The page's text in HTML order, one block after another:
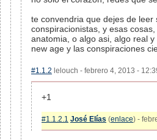
te convendria que dejes de
conspiracionistas, y esas
anatomia, o algo asi, algo real
new age y las conspiraciones
#1.1.2 lelouch - febrero 4, 2013 -
+1
#1.1.2.1 José Elías (enlace) -